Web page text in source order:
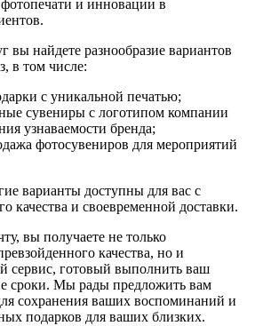
и инновации в
вы найдете разнообразие вариантов
в том числе:
с уникальной печатью;
сувениры с логотипом компании
узнаваемости бренда;
фотосувениров для мероприятий
варианты доступны для вас с
качества и своевременной доставки.
вы получаете не только
качества, но и
сервис, готовый выполнить ваш
сроки. Мы рады предложить вам
сохранения ваших воспоминаний и
подарков для ваших близких.